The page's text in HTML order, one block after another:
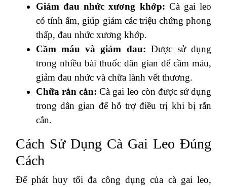
Giảm đau nhức xương khớp: Cà gai leo
có tính ấm, giúp giảm các triệu chứng phong
thấp, đau nhức xương khớp.
Cầm máu và giảm đau: Được sử dụng
trong nhiều bài thuốc dân gian để cầm máu,
giảm đau nhức và chữa lành vết thương.
Chữa rắn cắn: Cà gai leo còn được sử dụng
trong dân gian để hỗ trợ điều trị khi bị rắn
cắn.
Cách Sử Dụng Cà Gai Leo Đúng
Cách
Để phát huy tối đa công dụng của cà gai leo,